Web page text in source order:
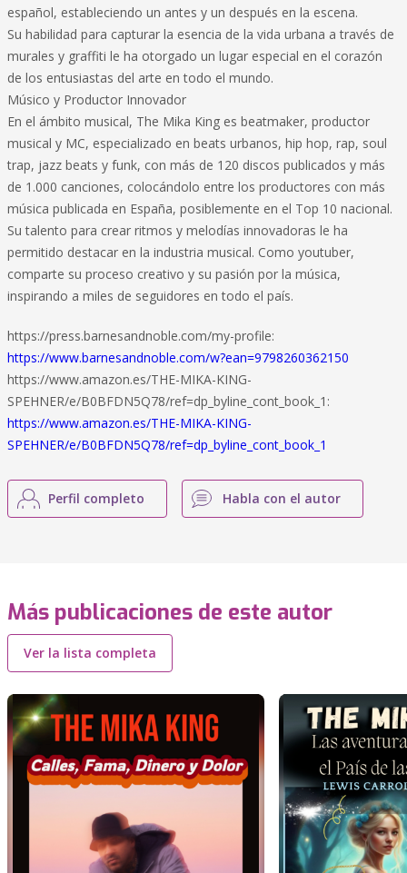
español, estableciendo un antes y un después en la escena.
Su habilidad para capturar la esencia de la vida urbana a través de
murales y graffiti le ha otorgado un lugar especial en el corazón
de los entusiastas del arte en todo el mundo.
Músico y Productor Innovador
En el ámbito musical, The Mika King es beatmaker, productor
musical y MC, especializado en beats urbanos, hip hop, rap, soul
trap, jazz beats y funk, con más de 120 discos publicados y más
de 1.000 canciones, colocándolo entre los productores con más
música publicada en España, posiblemente en el Top 10 nacional.
Su talento para crear ritmos y melodías innovadoras le ha
permitido destacar en la industria musical. Como youtuber,
comparte su proceso creativo y su pasión por la música,
inspirando a miles de seguidores en todo el país.
https://press.barnesandnoble.com/my-profile:
https://www.barnesandnoble.com/w?ean=9798260362150
https://www.amazon.es/THE-MIKA-KING-
SPEHNER/e/B0BFDN5Q78/ref=dp_byline_cont_book_1:
https://www.amazon.es/THE-MIKA-KING-
SPEHNER/e/B0BFDN5Q78/ref=dp_byline_cont_book_1
Perfil completo Habla con el autor
Más publicaciones de este autor
Ver la lista completa